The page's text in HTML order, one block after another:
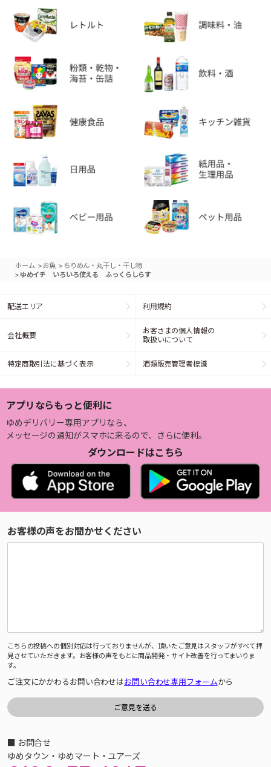
ホーム >お魚 > ちりめん・丸干し・干し物
> ゆめイチ いろいろ使える ふっくらしらす
配送エリア 利用規約
会社概要
お客さまの個人情報の
取扱いについて
特定商取引法に基づく表示 酒類販売管理者標識
アプリならもっと便利に
ゆめデリバリー専用アプリなら、
メッセージの通知がスマホに来るので、さらに便利。
ダウンロードはこちら
お客様の声をお聞かせください
こちらの投稿への個別対応は行っておりませんが、頂いたご意見はスタッフがすべて拝
見させていただきます。お客様の声をもとに商品開発・サイト改善を行ってまいりま
す。
ご注文にかかわるお問い合わせはお問い合わせ専用フォームから
■ お問合せ
ゆめタウン・ゆめマート・ユアーズ